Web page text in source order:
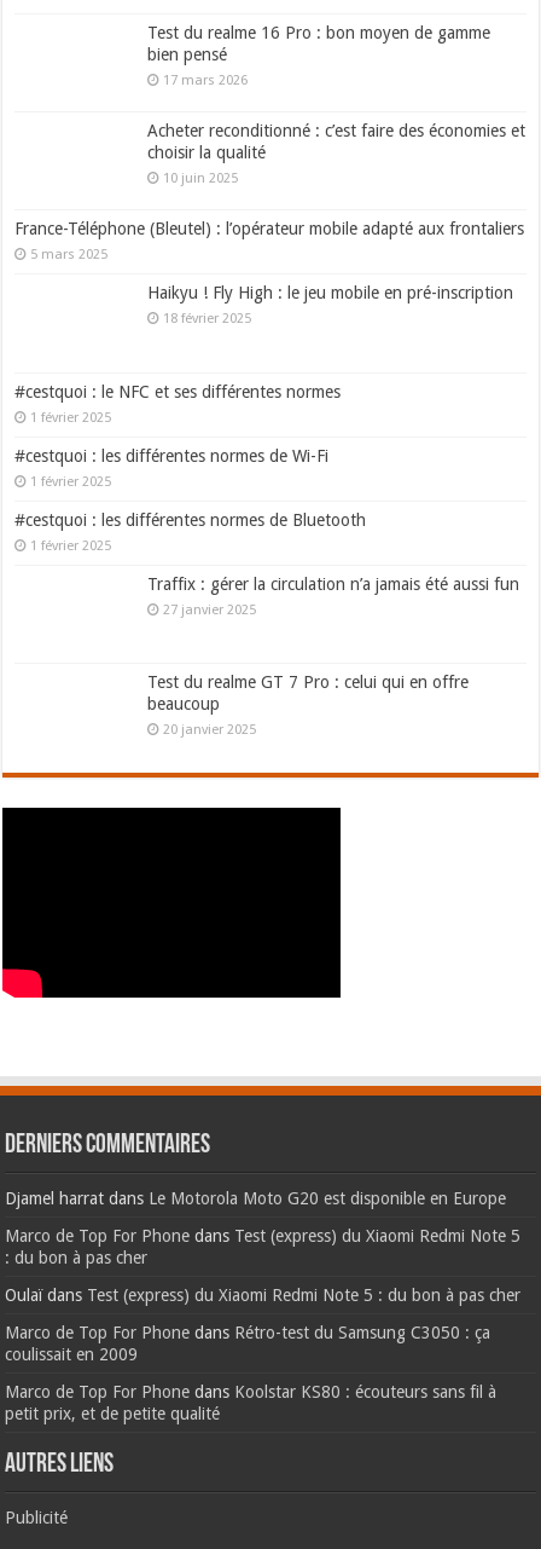
Test du realme 16 Pro : bon moyen de gamme
bien pensé
17 mars 2026
Acheter reconditionné : c’est faire des économies et
choisir la qualité
10 juin 2025
France-Téléphone (Bleutel) : l’opérateur mobile adapté aux frontaliers
5 mars 2025
Haikyu ! Fly High : le jeu mobile en pré-inscription
18 février 2025
#cestquoi : le NFC et ses différentes normes
1 février 2025
#cestquoi : les différentes normes de Wi-Fi
1 février 2025
#cestquoi : les différentes normes de Bluetooth
1 février 2025
Traffix : gérer la circulation n’a jamais été aussi fun
27 janvier 2025
Test du realme GT 7 Pro : celui qui en offre
beaucoup
20 janvier 2025
Derniers commentaires
Djamel harrat dans Le Motorola Moto G20 est disponible en Europe
Marco de Top For Phone dans Test (express) du Xiaomi Redmi Note 5
: du bon à pas cher
Oulaïdans Test (express) du Xiaomi Redmi Note 5 : du bon à pas cher
Marco de Top For Phone dans Rétro-test du Samsung C3050 : ça
coulissait en 2009
Marco de Top For Phone dans Koolstar KS80 : écouteurs sans fil à
petit prix, et de petite qualité
AUTRES LIENS
Publicité